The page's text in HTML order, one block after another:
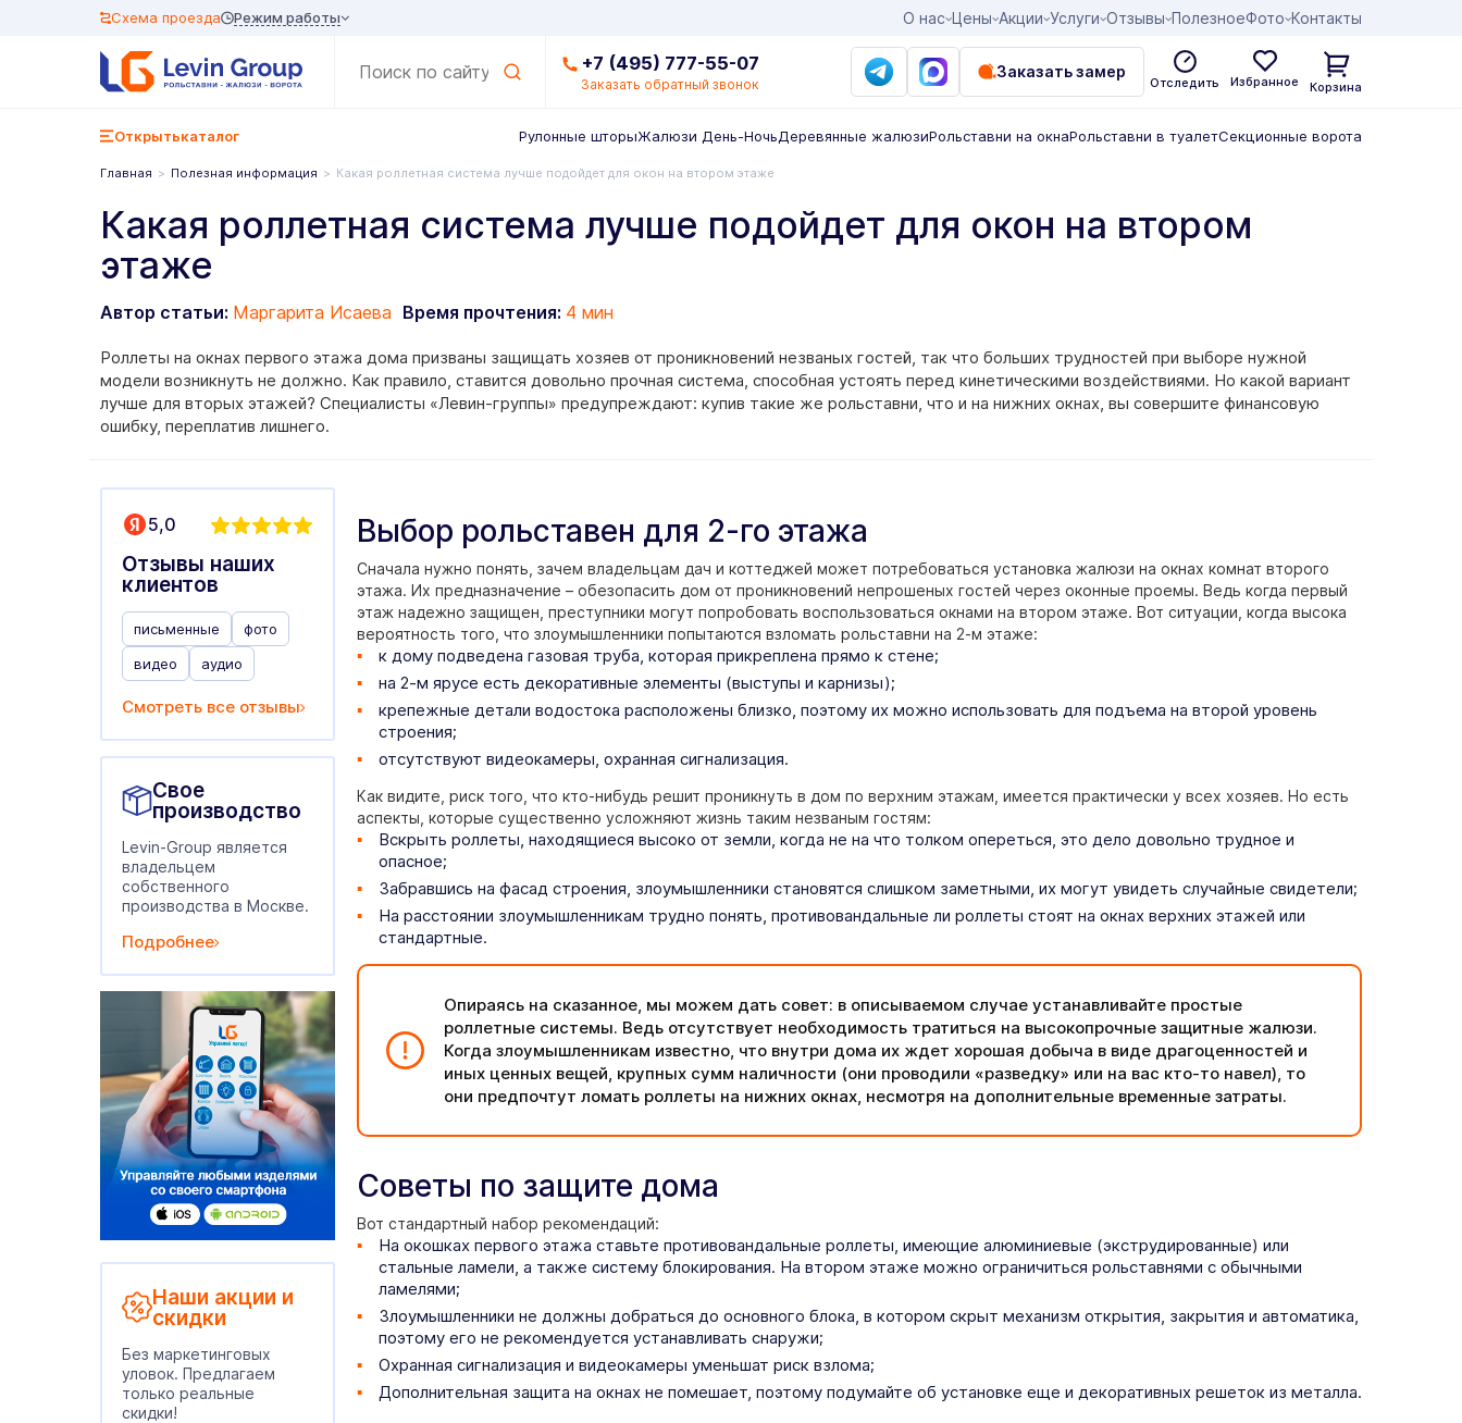
О нас Цены Акции Услуги Отзывы ПолезноеФото Контакты
Схема проезда Режим работы
+7 (495) 777-55-07
Заказать обратный звонок
Заказать замер
Отследить Избранное Корзина
Открытькаталог Рулонные шторыЖалюзи День-НочьДеревянные жалюзиРольставни на окнаРольставни в туалетСекционные ворота
Главная Полезная информация Какая роллетная система лучше подойдет для окон на втором этаже
Какая роллетная система лучше подойдет для окон на втором
этаже
Автор статьи: Маргарита Исаева Время прочтения: 4 мин
Роллеты на окнах первого этажа дома призваны защищать хозяев от проникновений незваных гостей, так что больших трудностей при выборе нужной
модели возникнуть не должно. Как правило, ставится довольно прочная система, способная устоять перед кинетическими воздействиями. Но какой вариант
лучше для вторых этажей? Специалисты «Левин-группы» предупреждают: купив такие же рольставни, что и на нижних окнах, вы совершите финансовую
ошибку, переплатив лишнего.
5,0
Отзывы наших
клиентов
письменные
фото
видео
аудио
Смотреть все отзывы
Свое
производство
Levin-Group является
владельцем
собственного
производства в Москве.
Подробнее
Наши акции и
скидки
Без маркетинговых
уловок. Предлагаем
только реальные
скидки!
Выбор рольставен для 2-го этажа
Сначала нужно понять, зачем владельцам дач и коттеджей может потребоваться установка жалюзи на окнах комнат второго
этажа. Их предназначение – обезопасить дом от проникновений непрошеных гостей через оконные проемы. Ведь когда первый
этаж надежно защищен, преступники могут попробовать воспользоваться окнами на втором этаже. Вот ситуации, когда высока
вероятность того, что злоумышленники попытаются взломать рольставни на 2-м этаже:
к дому подведена газовая труба, которая прикреплена прямо к стене;
на 2-м ярусе есть декоративные элементы (выступы и карнизы);
крепежные детали водостока расположены близко, поэтому их можно использовать для подъема на второй уровень
строения;
отсутствуют видеокамеры, охранная сигнализация.
Как видите, риск того, что кто-нибудь решит проникнуть в дом по верхним этажам, имеется практически у всех хозяев. Но есть
аспекты, которые существенно усложняют жизнь таким незваным гостям:
Вскрыть роллеты, находящиеся высоко от земли, когда не на что толком опереться, это дело довольно трудное и
опасное;
Забравшись на фасад строения, злоумышленники становятся слишком заметными, их могут увидеть случайные свидетели;
На расстоянии злоумышленникам трудно понять, противовандальные ли роллеты стоят на окнах верхних этажей или
стандартные.
Опираясь на сказанное, мы можем дать совет: в описываемом случае устанавливайте простые
роллетные системы. Ведь отсутствует необходимость тратиться на высокопрочные защитные жалюзи.
Когда злоумышленникам известно, что внутри дома их ждет хорошая добыча в виде драгоценностей и
иных ценных вещей, крупных сумм наличности (они проводили «разведку» или на вас кто-то навел), то
они предпочтут ломать роллеты на нижних окнах, несмотря на дополнительные временные затраты.
Советы по защите дома
Вот стандартный набор рекомендаций:
На окошках первого этажа ставьте противовандальные роллеты, имеющие алюминиевые (экструдированные) или
стальные ламели, а также систему блокирования. На втором этаже можно ограничиться рольставнями с обычными
ламелями;
Злоумышленники не должны добраться до основного блока, в котором скрыт механизм открытия, закрытия и автоматика,
поэтому его не рекомендуется устанавливать снаружи;
Охранная сигнализация и видеокамеры уменьшат риск взлома;
Дополнительная защита на окнах не помешает, поэтому подумайте об установке еще и декоративных решеток из металла.